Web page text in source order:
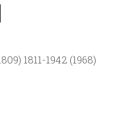
1811-1942 (1968)